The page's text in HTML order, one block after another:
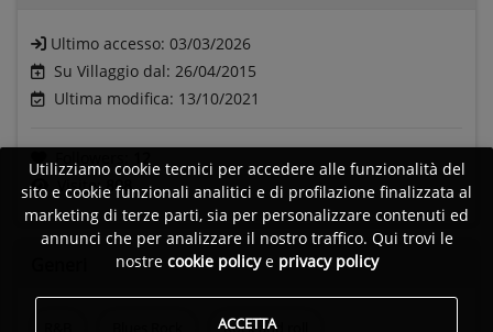
Ultimo accesso: 03/03/2026
Su Villaggio dal: 26/04/2015
Ultima modifica: 13/10/2021
Visite:808
Rock and roll
Utilizziamo cookie tecnici per accedere alle funzionalità del
sito e cookie funzionali analitici e di profilazione finalizzata al
marketing di terze parti, sia per personalizzare contenuti ed
annunci che per analizzare il nostro traffico. Qui trovi le
nostre cookie policye privacy policy
ACCETTA